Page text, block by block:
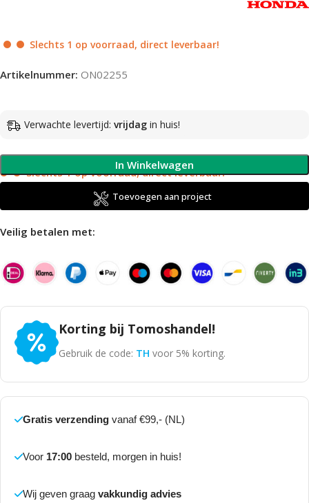
Slechts 1 op voorraad, direct leverbaar!
Artikelnummer: ON02255
Verwachte levertijd: vrijdag in huis!
Slechts 1 op voorraad, direct leverbaar!
In Winkelwagen
Toevoegen aan project
Veilig betalen met:
Korting bij Tomoshandel!
Gebruik de code: TH voor 5% korting.
Gratis verzending vanaf €99,- (NL)
Voor 17:00 besteld, morgen in huis!
Wij geven graag vakkundig advies